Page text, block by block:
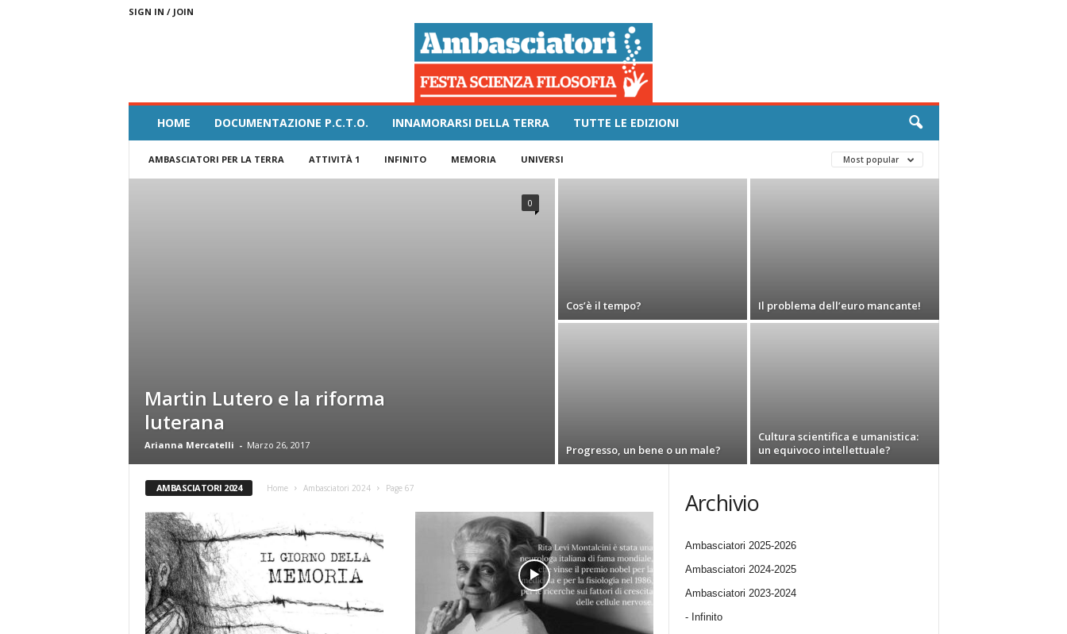
SIGN IN / JOIN
b
s
HOME DOCUMENTAZIONE P.C.T.O. INNAMORARSI DELLA TERRA TUTTE LE EDIZIONI
AMBASCIATORI PER LA TERRA ATTIVITÀ 1 INFINITO MEMORIA UNIVERSI Most popular
Martin Lutero e la riforma
luterana
Arianna Mercatelli - Marzo 26, 2017
0
Cos’è il tempo? Il problema dell’euro mancante!
Progresso, un bene o un male?
Cultura scientifica e umanistica:
un equivoco intellettuale?
AMBASCIATORI 2024 Home Ambasciatori 2024 Page 67 Archivio
Ambasciatori 2025-2026
Ambasciatori 2024-2025
Ambasciatori 2023-2024
- Infinito